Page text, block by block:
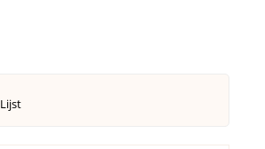
Lijst